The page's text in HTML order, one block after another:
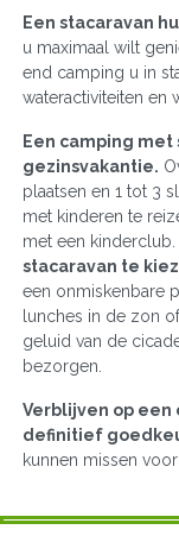
Een stacaravan
u maximaal wilt
end camping u in
wateractiviteiten en
Een camping
gezinsvakantie.
plaatsen en 1 tot 3
met kinderen te
met een
stacaravan te
een onmiskenbare
lunches in de zon
geluid van de
bezorgen.
Verblijven op een
definitief
kunnen missen voor